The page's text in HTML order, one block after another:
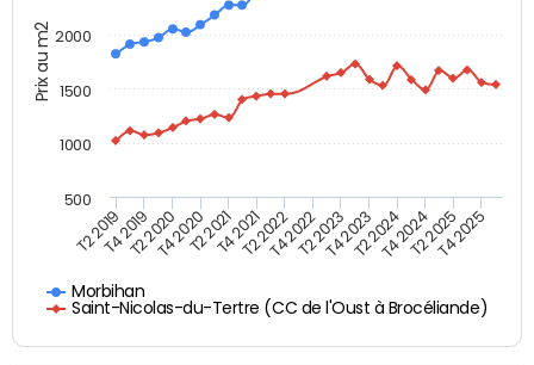
Prix au m2
Morbihan
Saint-Nicolas-du-Tertre (CC de l'Oust à Brocéliande)
T2 2019T4 2019T2 2020T4 2020T2 2021T4 2021T2 2022T4 2022T2 2023T4 2023T2 2024T4 2024T2 2025T4 2025
500
1000
1500
2000